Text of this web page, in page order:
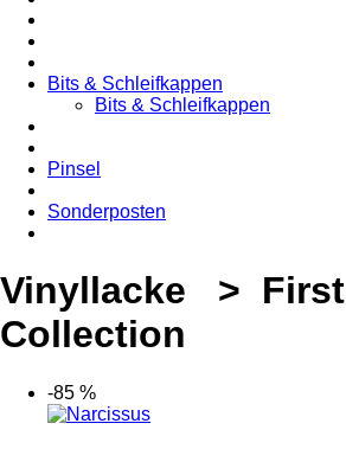
Bits & Schleifkappen
Bits & Schleifkappen
Pinsel
Sonderposten
Vinyllacke > First
Collection
-85 %